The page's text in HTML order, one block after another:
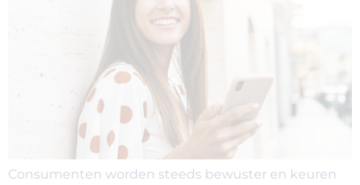
Consumenten worden steeds bewuster en keuren